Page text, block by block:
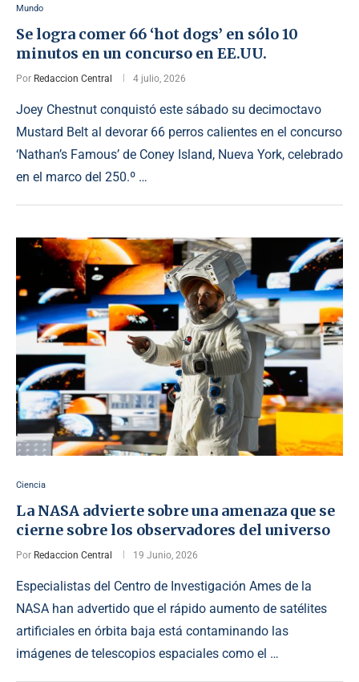
Mundo
Se logra comer 66 ‘hot dogs’ en sólo 10
minutos en un concurso en EE.UU.
Por Redaccion Central 4 julio, 2026
Joey Chestnut conquistó este sábado su decimoctavo
Mustard Belt al devorar 66 perros calientes en el concurso
‘Nathan’s Famous’ de Coney Island, Nueva York, celebrado
en el marco del 250.º …
Ciencia
La NASA advierte sobre una amenaza que se
cierne sobre los observadores del universo
Por Redaccion Central 19 Junio, 2026
Especialistas del Centro de Investigación Ames de la
NASA han advertido que el rápido aumento de satélites
artificiales en órbita baja está contaminando las
imágenes de telescopios espaciales como el …